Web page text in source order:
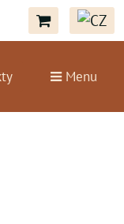
Menu